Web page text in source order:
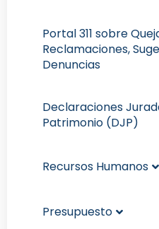
Portal 311 sobre
Reclamaciones,
Denuncias
Declaraciones
Patrimonio (DJP)
Recursos Humanos
Presupuesto